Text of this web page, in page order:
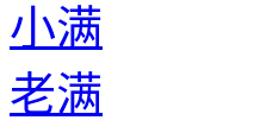
小满
老满